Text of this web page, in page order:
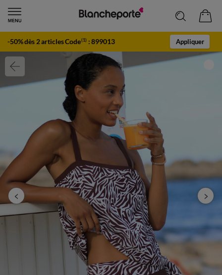
-50% dès 2 articles Code(1) :899013 Appliquer